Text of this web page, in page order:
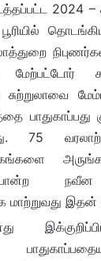
2024
பூரியில்
மேற்பட்டோர்
பாதுகாப்பது
75
நவீன
மாற்றுவது